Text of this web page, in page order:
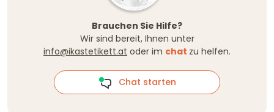
Brauchen Sie Hilfe?
Wir sind bereit, Ihnen unter
info@ikastetikett.at oder im chat zu helfen.
Chat starten